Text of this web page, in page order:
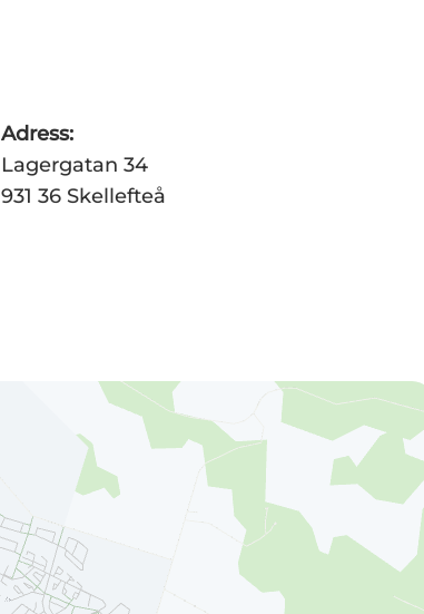
Adress:
Lagergatan 34
931 36 Skellefteå